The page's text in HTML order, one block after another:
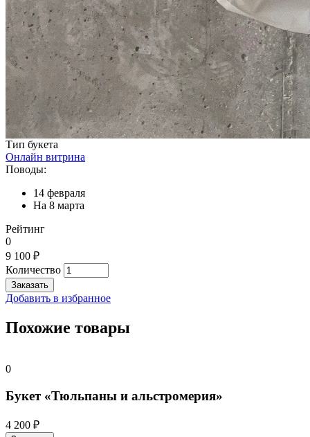
Тип букета
Онлайн витрина
Поводы:
14 февраля
На 8 марта
Рейтинг
0
9 100 ₽
Количество
Добавить в избранное
Похожие товары
0
Букет «Тюльпаны и альстромерия»
4 200 ₽